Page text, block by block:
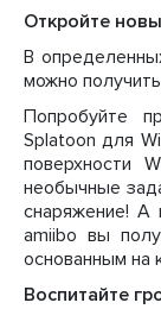
Откройте
В
можно
Попробуйте
Splatoon для
поверхности
необычные
снаряжение!
amiibo вы
основанным на
Воспитайте